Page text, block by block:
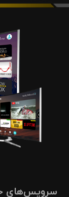
سرویس‌های